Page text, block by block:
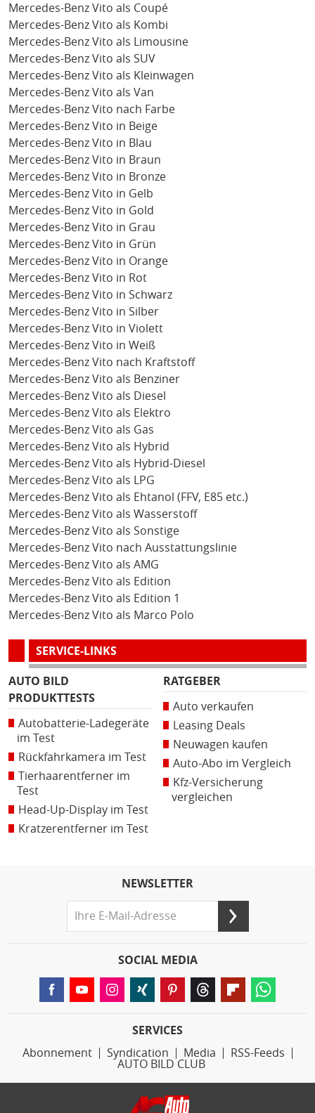
Mercedes-Benz Vito als Coupé
Mercedes-Benz Vito als Kombi
Mercedes-Benz Vito als Limousine
Mercedes-Benz Vito als SUV
Mercedes-Benz Vito als Kleinwagen
Mercedes-Benz Vito als Van
Mercedes-Benz Vito nach Farbe
Mercedes-Benz Vito in Beige
Mercedes-Benz Vito in Blau
Mercedes-Benz Vito in Braun
Mercedes-Benz Vito in Bronze
Mercedes-Benz Vito in Gelb
Mercedes-Benz Vito in Gold
Mercedes-Benz Vito in Grau
Mercedes-Benz Vito in Grün
Mercedes-Benz Vito in Orange
Mercedes-Benz Vito in Rot
Mercedes-Benz Vito in Schwarz
Mercedes-Benz Vito in Silber
Mercedes-Benz Vito in Violett
Mercedes-Benz Vito in Weiß
Mercedes-Benz Vito nach Kraftstoff
Mercedes-Benz Vito als Benziner
Mercedes-Benz Vito als Diesel
Mercedes-Benz Vito als Elektro
Mercedes-Benz Vito als Gas
Mercedes-Benz Vito als Hybrid
Mercedes-Benz Vito als Hybrid-Diesel
Mercedes-Benz Vito als LPG
Mercedes-Benz Vito als Ehtanol (FFV, E85 etc.)
Mercedes-Benz Vito als Wasserstoff
Mercedes-Benz Vito als Sonstige
Mercedes-Benz Vito nach Ausstattungslinie
Mercedes-Benz Vito als AMG
Mercedes-Benz Vito als Edition
Mercedes-Benz Vito als Edition 1
Mercedes-Benz Vito als Marco Polo
SERVICE-LINKS
AUTO BILD
PRODUKTTESTS
Autobatterie-Ladegeräte
im Test
Rückfahrkamera im Test
Tierhaarentferner im
Test
Head-Up-Display im Test
Kratzerentferner im Test
RATGEBER
Auto verkaufen
Leasing Deals
Neuwagen kaufen
Auto-Abo im Vergleich
Kfz-Versicherung
vergleichen
NEWSLETTER
SOCIAL MEDIA
SERVICES
Abonnement
Syndication Media
RSS-Feeds
AUTO BILD CLUB